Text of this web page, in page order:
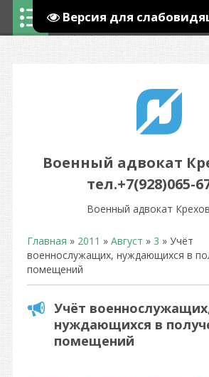
Версия для
Военный адвокат
тел.+7(928)065-
Военный адвокат
Главная » 2011 » Август » 3 » Учёт
военнослужащих, нуждающихся в
помещений
Учёт
нуждающихся в
помещений